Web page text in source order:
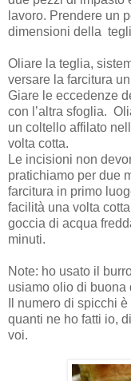
lavoro. Prendere un
dimensioni della
Oliare la teglia,
versare la farcitura
Giare le eccedenze
con l’altra sfoglia.
un coltello affilato
volta cotta.
Le incisioni non
pratichiamo per due
farcitura in primo
facilità una volta
goccia di acqua
minuti.
Note: ho usato il
usiamo olio di buona
Il numero di spicchi
quanti ne ho fatti io,
voi.